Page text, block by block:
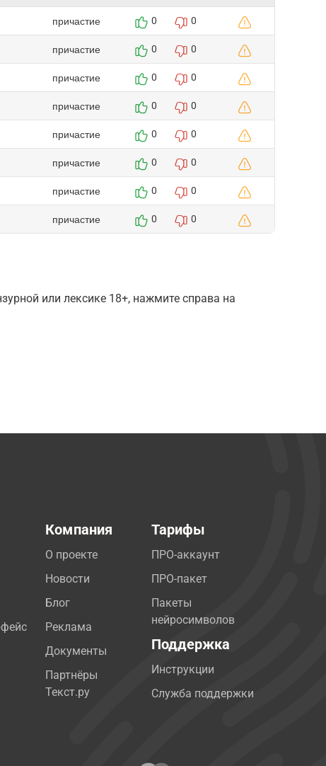
причастие 0 0
причастие 0 0
причастие 0 0
причастие 0 0
причастие 0 0
причастие 0 0
причастие 0 0
причастие 0 0
или лексике 18+, нажмите справа на
Компания
О проекте
Новости
Блог
Реклама
Документы
Партнёры
Текст.ру
Тарифы
ПРО-аккаунт
ПРО-пакет
Пакеты
нейросимволов
Поддержка
Инструкции
Служба поддержки